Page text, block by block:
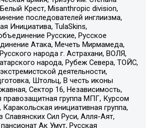
Крест, Misanthropic division,
последователей инглиизма,
Инициатива, TulaSkins,
Русские, Русское
Атака, Мечеть Мирмамеда,
народа г. Астрахани, ВОЛЯ,
народа, Рубеж Севера, ТОЙС,
деятельности,
Штольц, В честь иконы
Сектор 16, Независимость,
группа МПГ, Курсом
инициативная группа,
Сил Руси, Алля-Аят,
Ак Умут, Русская